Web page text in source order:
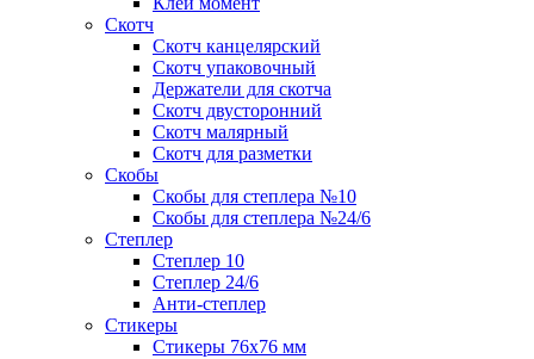
Скотч
Скотч канцелярский
Скотч упаковочный
Держатели для скотча
Скотч двусторонний
Скотч малярный
Скотч для разметки
Скобы
Скобы для степлера №10
Скобы для степлера №24/6
Степлер
Степлер 10
Степлер 24/6
Анти-степлер
Стикеры
Стикеры 76x76 мм